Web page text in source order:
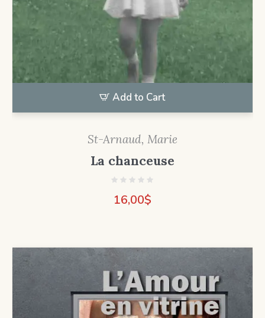
Add to Cart
St-Arnaud, Marie
La chanceuse
16,00$